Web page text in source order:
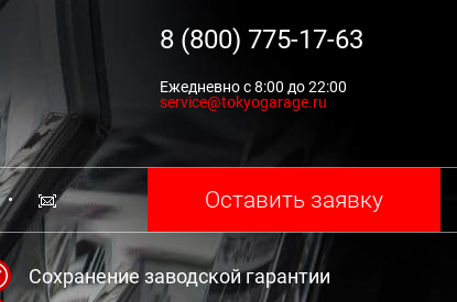
8 (800) 775-17-63
Ежедневно с 8:00 до 22:00
service@tokyogarage.ru
Оставить заявку
Сохранение заводской гарантии